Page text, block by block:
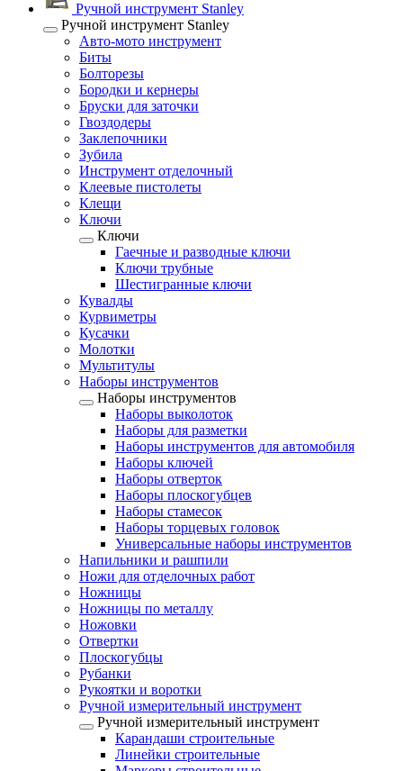
Ручной инструмент Stanley
Ручной инструмент Stanley
Авто-мото инструмент
Биты
Болторезы
Бородки и кернеры
Бруски для заточки
Гвоздодеры
Заклепочники
Зубила
Инструмент отделочный
Клеевые пистолеты
Клещи
Ключи
Ключи
Гаечные и разводные ключи
Ключи трубные
Шестигранные ключи
Кувалды
Курвиметры
Кусачки
Молотки
Мультитулы
Наборы инструментов
Наборы инструментов
Наборы выколоток
Наборы для разметки
Наборы инструментов для автомобиля
Наборы ключей
Наборы отверток
Наборы плоскогубцев
Наборы стамесок
Наборы торцевых головок
Универсальные наборы инструментов
Напильники и рашпили
Ножи для отделочных работ
Ножницы
Ножницы по металлу
Ножовки
Отвертки
Плоскогубцы
Рубанки
Рукоятки и воротки
Ручной измерительный инструмент
Ручной измерительный инструмент
Карандаши строительные
Линейки строительные